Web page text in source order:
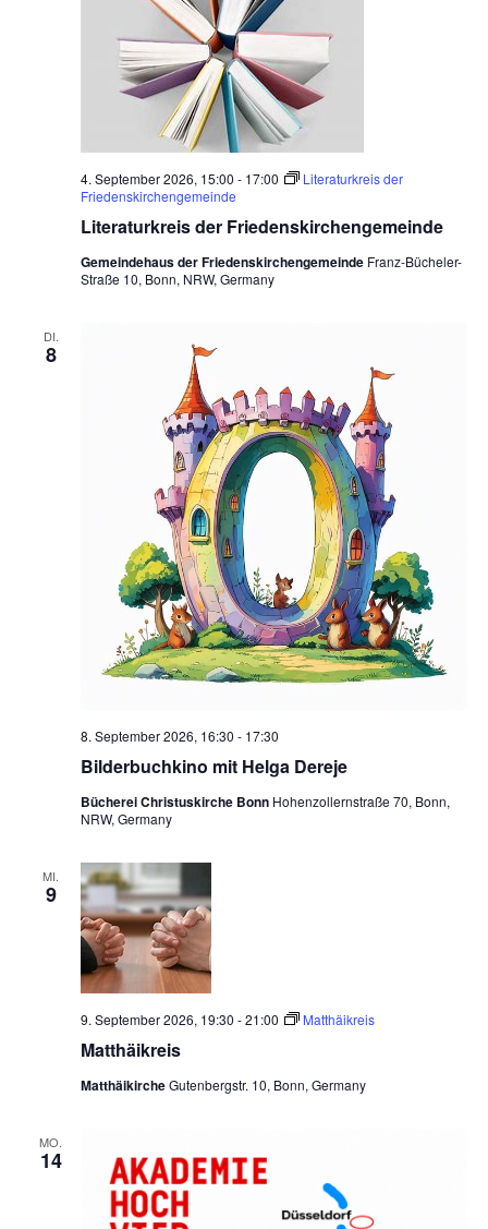
Literaturkreis der Friedenskirchengemeinde
4. September 2026, 15:00 - 17:00
Literaturkreis der
Friedenskirchengemeinde
Gemeindehaus der Friedenskirchengemeinde Franz-Bücheler-
Straße 10, Bonn, NRW, Germany
DI.
8
Bilderbuchkino mit Helga Dereje
8. September 2026, 16:30 - 17:30
Bücherei Christuskirche Bonn Hohenzollernstraße 70, Bonn,
NRW, Germany
MI.
9
Matthäikreis
9. September 2026, 19:30 -21:00 Matthäikreis
MatthäikircheGutenbergstr. 10, Bonn, Germany
MO.
14